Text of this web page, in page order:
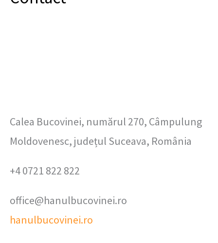
Calea Bucovinei, numărul 270, Câmpulung
Moldovenesc, județul Suceava, România
+4 0721 822 822
office@hanulbucovinei.ro
hanulbucovinei.ro